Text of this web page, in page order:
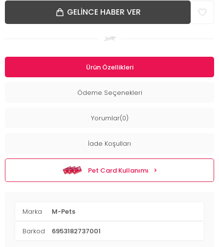
GELINCE HABER VER
Ürün Özellikleri
Ödeme Seçenekleri
Yorumlar(0)
İade Koşulları
Pet Card Kullanımı
Marka M-Pets
Barkod 6953182737001